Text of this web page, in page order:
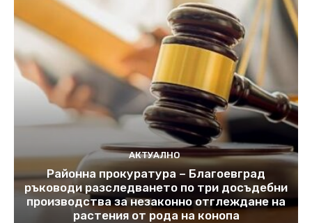
АКТУАЛНО
Районна прокуратура – Благоевград
ръководи разследването по три досъдебни
производства за незаконно отглеждане на
растения от рода на конопа